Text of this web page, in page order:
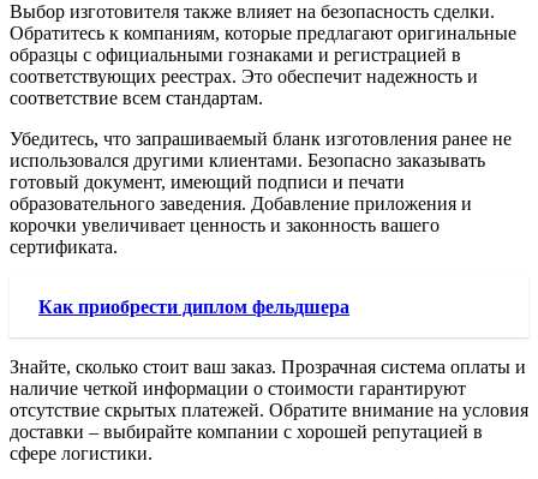
Выбор изготовителя также влияет на безопасность сделки.
Обратитесь к компаниям, которые предлагают оригинальные
образцы с официальными гознаками и регистрацией в
соответствующих реестрах. Это обеспечит надежность и
соответствие всем стандартам.
Убедитесь, что запрашиваемый бланк изготовления ранее не
использовался другими клиентами. Безопасно заказывать
готовый документ, имеющий подписи и печати
образовательного заведения. Добавление приложения и
корочки увеличивает ценность и законность вашего
сертификата.
Как приобрести диплом фельдшера
Знайте, сколько стоит ваш заказ. Прозрачная система оплаты и
наличие четкой информации о стоимости гарантируют
отсутствие скрытых платежей. Обратите внимание на условия
доставки – выбирайте компании с хорошей репутацией в
сфере логистики.